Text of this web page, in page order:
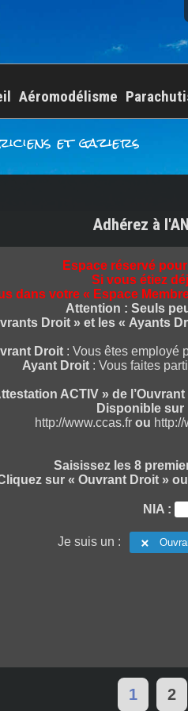
Aéromodélisme
et gaziers